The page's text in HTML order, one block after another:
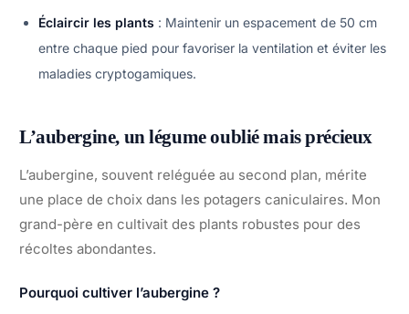
Éclaircir les plants : Maintenir un espacement de 50 cm
entre chaque pied pour favoriser la ventilation et éviter les
maladies cryptogamiques.
L’aubergine, un légume oublié mais précieux
L’aubergine, souvent reléguée au second plan, mérite
une place de choix dans les potagers caniculaires. Mon
grand-père en cultivait des plants robustes pour des
récoltes abondantes.
Pourquoi cultiver l’aubergine ?